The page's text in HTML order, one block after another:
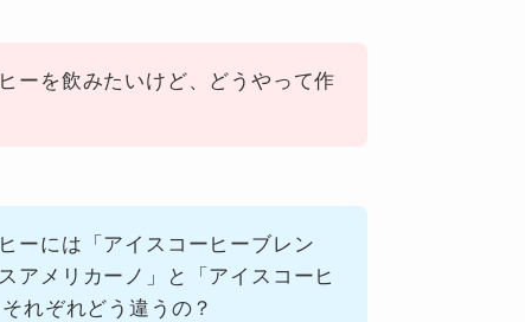
ーを飲みたいけど、どうやって作
ーには「アイスコーヒーブレン
アメリカーノ」と「アイスコーヒ
れぞれどう違うの？